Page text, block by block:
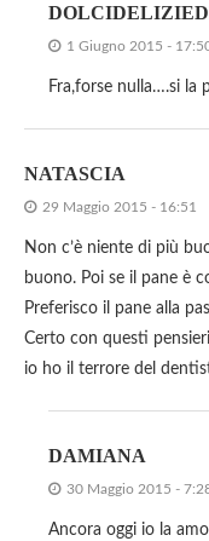
1 Giugno 2015 -
Fra,forse nulla….si la
NATASCIA
29 Maggio 2015 - 16:51
Non c’è niente di più
buono. Poi se il pane è
Preferisco il pane alla
Certo con questi
io ho il terrore del
DAMIANA
30 Maggio 2015 -
Ancora oggi io la